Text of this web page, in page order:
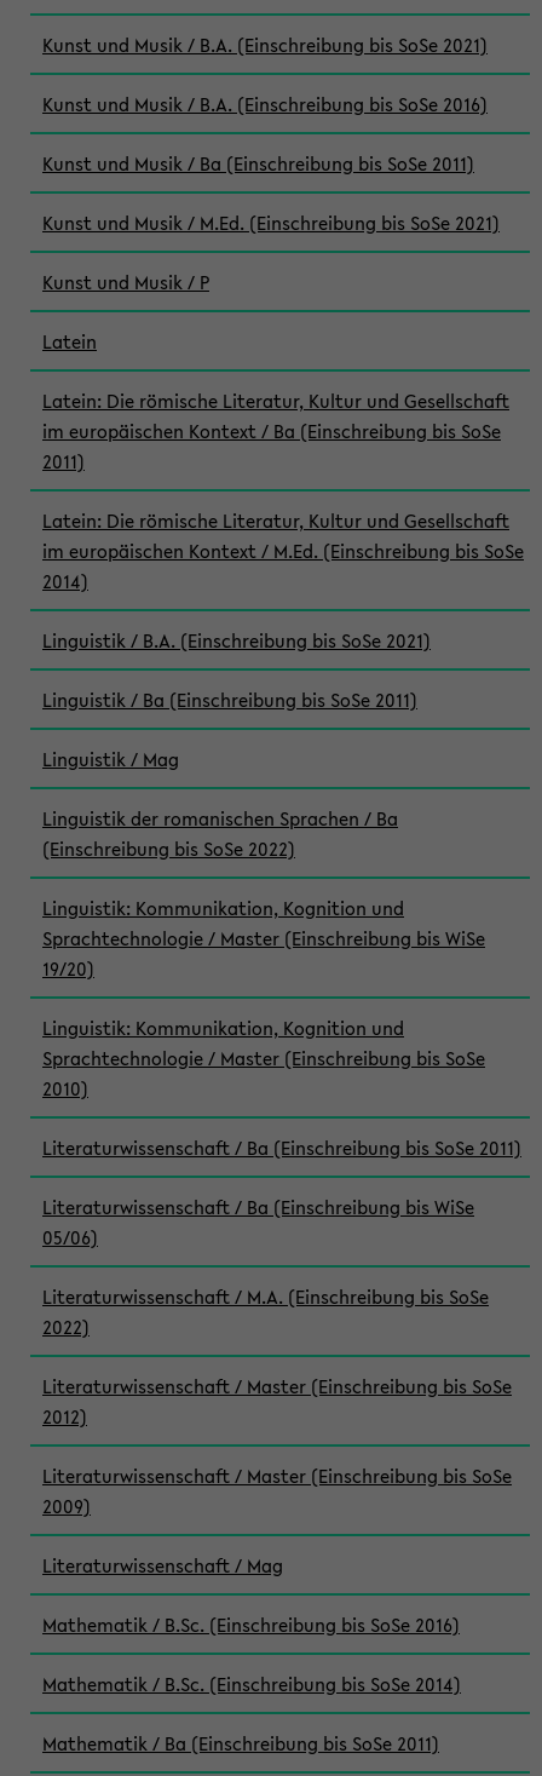
Kunst und Musik / B.A. (Einschreibung bis SoSe 2021)
Kunst und Musik / B.A. (Einschreibung bis SoSe 2016)
Kunst und Musik / Ba (Einschreibung bis SoSe 2011)
Kunst und Musik / M.Ed. (Einschreibung bis SoSe 2021)
Kunst und Musik / P
Latein
Latein: Die römische Literatur, Kultur und Gesellschaft
im europäischen Kontext / Ba (Einschreibung bis SoSe
2011)
Latein: Die römische Literatur, Kultur und Gesellschaft
im europäischen Kontext / M.Ed. (Einschreibung bis SoSe
2014)
Linguistik / B.A. (Einschreibung bis SoSe 2021)
Linguistik / Ba (Einschreibung bis SoSe 2011)
Linguistik / Mag
Linguistik der romanischen Sprachen / Ba
(Einschreibung bis SoSe 2022)
Linguistik: Kommunikation, Kognition und
Sprachtechnologie / Master (Einschreibung bis WiSe
19/20)
Linguistik: Kommunikation, Kognition und
Sprachtechnologie / Master (Einschreibung bis SoSe
2010)
Literaturwissenschaft / Ba (Einschreibung bis SoSe 2011)
Literaturwissenschaft / Ba (Einschreibung bis WiSe
05/06)
Literaturwissenschaft / M.A. (Einschreibung bis SoSe
2022)
Literaturwissenschaft / Master (Einschreibung bis SoSe
2012)
Literaturwissenschaft / Master (Einschreibung bis SoSe
2009)
Literaturwissenschaft / Mag
Mathematik / B.Sc. (Einschreibung bis SoSe 2016)
Mathematik / B.Sc. (Einschreibung bis SoSe 2014)
Mathematik / Ba (Einschreibung bis SoSe 2011)